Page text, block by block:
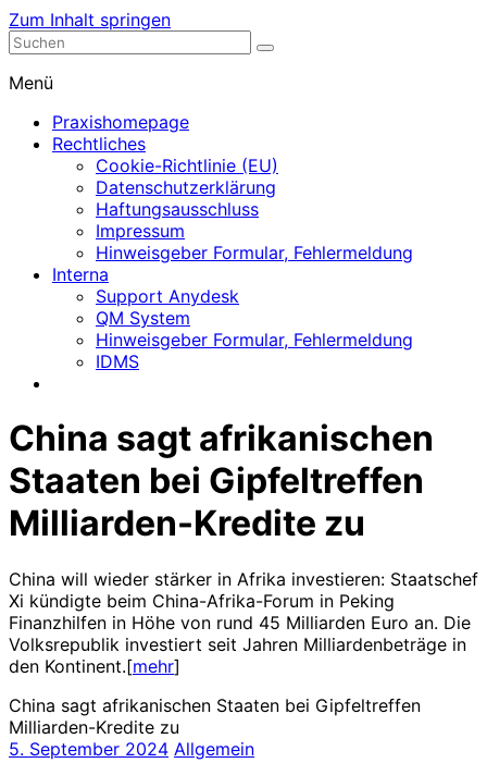
Zum Inhalt springen
Nephrologische Praxis mit Dialyse
Menü
Praxishomepage
Rechtliches
Cookie-Richtlinie (EU)
Datenschutzerklärung
Haftungsausschluss
Impressum
Hinweisgeber Formular, Fehlermeldung
Interna
Support Anydesk
QM System
Hinweisgeber Formular, Fehlermeldung
IDMS
China sagt afrikanischen
Staaten bei Gipfeltreffen
Milliarden-Kredite zu
China will wieder stärker in Afrika investieren: Staatschef
Xi kündigte beim China-Afrika-Forum in Peking
Finanzhilfen in Höhe von rund 45 Milliarden Euro an. Die
Volksrepublik investiert seit Jahren Milliardenbeträge in
den Kontinent.[mehr]
China sagt afrikanischen Staaten bei Gipfeltreffen
Milliarden-Kredite zu
5. September 2024 Allgemein